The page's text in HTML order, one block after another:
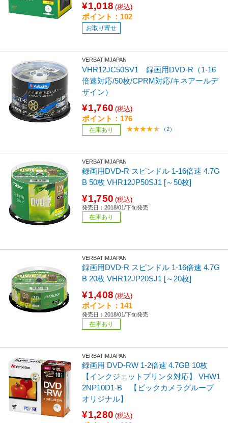
¥1,018 (税込)
ポイント：102
お取り寄せ
VERBATIMJAPAN
VHR12JC50SV1 録画用DVD-R（1-16
倍速対応/50枚/CPRM対応/キネアールデ
ザイン）
¥1,760 (税込)
ポイント：176
在庫あり （2）
VERBATIMJAPAN
録画用DVD-R スピンドル 1-16倍速 4.7G
B 50枚 VHR12JP50SJ1 [～50枚]
¥1,750 (税込)
発売日：2018/01/下旬発売
在庫あり
VERBATIMJAPAN
録画用DVD-R スピンドル 1-16倍速 4.7G
B 20枚 VHR12JP20SJ1 [～20枚]
¥1,408 (税込)
ポイント：141
発売日：2018/01/下旬発売
在庫あり
VERBATIMJAPAN
録画用 DVD-RW 1-2倍速 4.7GB 10枚
【インクジェットプリンタ対応】 VHW1
2NP10D1-B 【ビックカメラグループ
オリジナル】
¥1,280 (税込)